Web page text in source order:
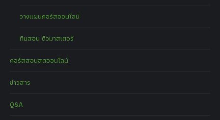
วางแผนคอร์สออนไลน์
ทีมสอน ติวมาสเตอร์
คอร์สสอนสดออนไลน์
ข่าวสาร
Q&A